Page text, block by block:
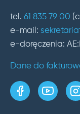
tel. 61 835 79 00
e-mail:
e-doręczenia:
Dane do
strona w